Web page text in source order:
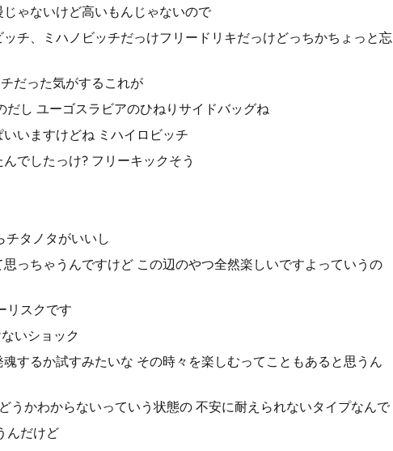
ゃないけど高いもんじゃないので
チ、ミハノビッチだっけフリードリキだっけどっちかちょっと忘
だった気がするこれが
し ユーゴスラビアのひねりサイドバッグね
いますけどね ミハイロビッチ
でしたっけ? フリーキックそう
チタノタがいいし
っちゃうんですけど この辺のやつ全然楽しいですよっていうの
リスクです
いショック
するか試すみたいな その時々を楽しむってこともあると思うん
うかわからないっていう状態の 不安に耐えられないタイプなんで
んだけど